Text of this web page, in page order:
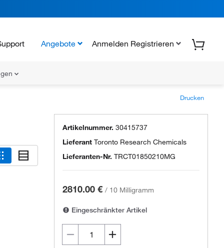
Angebote Anmelden Registrieren
Drucken
Artikelnummer. 30415737
Lieferant Toronto Research Chemicals
Lieferanten-Nr. TRCT01850210MG
2810.00 € / 10 Milligramm
Eingeschränkter Artikel